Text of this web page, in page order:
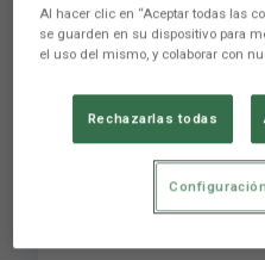
en la
Levante Unión
fundado en 1909 en la
SÍGUENOS para estar
Al hacer clic en “Aceptar todas las
se guarden en su dispositivo para
el uso del mismo, y colaborar con
Rechazarlas todas